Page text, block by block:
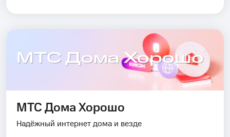
МТС Дома Хорошо
МТС Дома Хорошо
Надёжный интернет дома и везде